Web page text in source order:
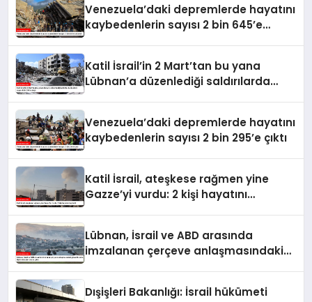
Venezuela’daki depremlerde hayatını
kaybedenlerin sayısı 2 bin 645’e
Katil İsrail’in 2 Mart’tan bu yana
Lübnan’a düzenlediği saldırılarda
Venezuela’daki depremlerde hayatını
kaybedenlerin sayısı 2 bin 295’e çıktı
Katil İsrail, ateşkese rağmen yine
Gazze’yi vurdu: 2 kişi hayatını
Lübnan, İsrail ve ABD arasında
imzalanan çerçeve anlaşmasındaki
Dışişleri Bakanlığı: İsrail hükümeti